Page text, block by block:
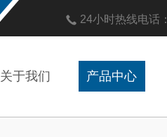
24小时热线电话：
关于我们 产品中心